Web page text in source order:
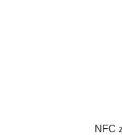
NFC